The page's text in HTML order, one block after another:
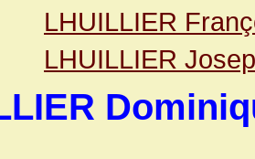
LHUILLIER
LHUILLIER